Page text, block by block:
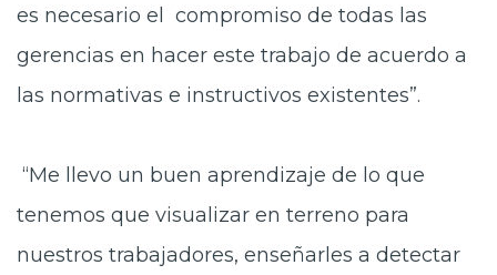
es necesario el compromiso de todas las
gerencias en hacer este trabajo de acuerdo a
las normativas e instructivos existentes”.
“Me llevo un buen aprendizaje de lo que
tenemos que visualizar en terreno para
nuestros trabajadores, enseñarles a detectar